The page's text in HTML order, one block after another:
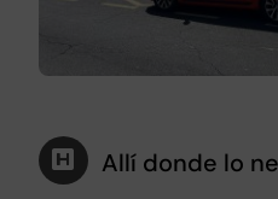
Allí donde lo